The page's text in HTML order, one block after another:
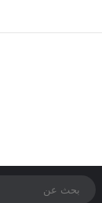
مقال عشوائي